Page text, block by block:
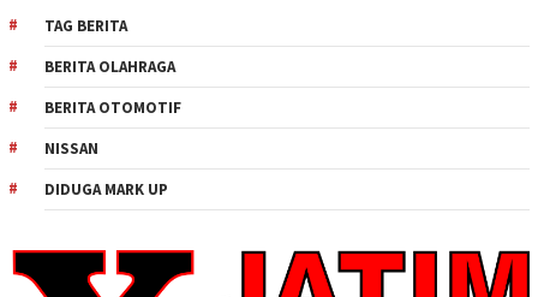
TAG BERITA
BERITA OLAHRAGA
BERITA OTOMOTIF
NISSAN
DIDUGA MARK UP